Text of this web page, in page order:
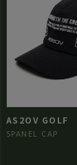
AS2OV GOLF
5PANEL CAP